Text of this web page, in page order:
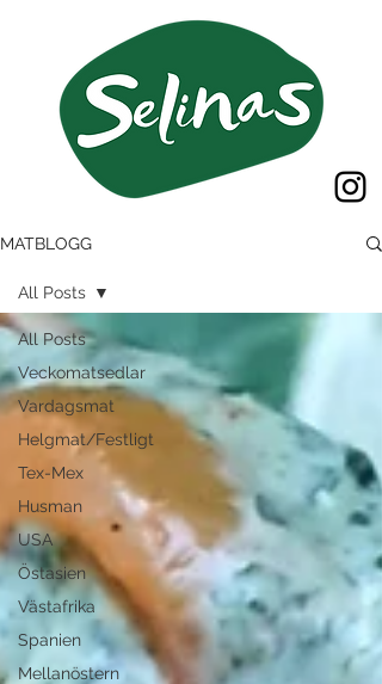
MATBLOGG
All Posts
Veckomatsedlar
Vardagsmat
Helgmat/Festligt
Tex-Mex
Husman
USA
Östasien
Västafrika
Spanien
Mellanöstern
All Posts